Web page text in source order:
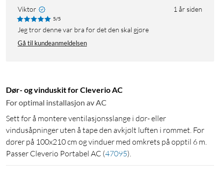
Viktor 1 år siden
5/5
Jeg tror denne var bra for det den skal gjøre
Gå til kundeanmeldelsen
Dør- og vinduskit for Cleverio AC
For optimal installasjon av AC
Sett for å montere ventilasjonsslange i dør- eller
vindusåpninger uten å tape den avkjølt luften i rommet. For
dører på 100x210 cm og vinduer med omkrets på opptil 6 m.
Passer Cleverio Portabel AC (47095).